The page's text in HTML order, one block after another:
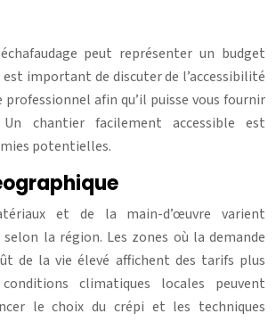
peut représenter un budget
important de discuter de l’accessibilité
professionnel afin qu’il puisse vous fournir
chantier facilement accessible est
potentielles.
et de la main-d’œuvre varient
la région. Les zones où la demande
de la vie élevé affichent des tarifs plus
climatiques locales peuvent
le choix du crépi et les techniques